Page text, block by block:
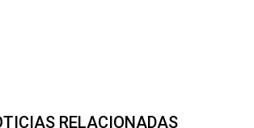
RELACIONADAS